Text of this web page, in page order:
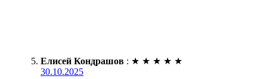
Елисей Кондрашов : ★ ★ ★ ★ ★
30.10.2025